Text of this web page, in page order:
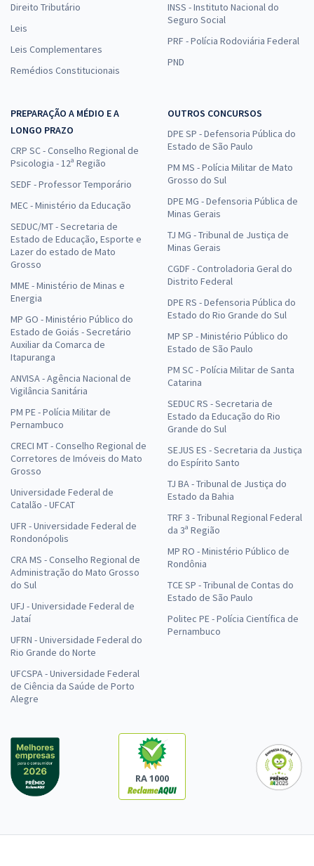
Direito Tributário
Leis
Leis Complementares
Remédios Constitucionais
INSS - Instituto Nacional do
Seguro Social
PRF - Polícia Rodoviária Federal
PND
PREPARAÇÃO A MÉDIO E A
LONGO PRAZO
CRP SC - Conselho Regional de
Psicologia - 12ª Região
SEDF - Professor Temporário
MEC - Ministério da Educação
SEDUC/MT - Secretaria de
Estado de Educação, Esporte e
Lazer do estado de Mato
Grosso
MME - Ministério de Minas e
Energia
MP GO - Ministério Público do
Estado de Goiás - Secretário
Auxiliar da Comarca de
Itapuranga
ANVISA - Agência Nacional de
Vigilância Sanitária
PM PE - Polícia Militar de
Pernambuco
CRECI MT - Conselho Regional de
Corretores de Imóveis do Mato
Grosso
Universidade Federal de
Catalão - UFCAT
UFR - Universidade Federal de
Rondonópolis
CRA MS - Conselho Regional de
Administração do Mato Grosso
do Sul
UFJ - Universidade Federal de
Jataí
UFRN - Universidade Federal do
Rio Grande do Norte
UFCSPA - Universidade Federal
de Ciência da Saúde de Porto
Alegre
OUTROS CONCURSOS
DPE SP - Defensoria Pública do
Estado de São Paulo
PM MS - Polícia Militar de Mato
Grosso do Sul
DPE MG - Defensoria Pública de
Minas Gerais
TJ MG - Tribunal de Justiça de
Minas Gerais
CGDF - Controladoria Geral do
Distrito Federal
DPE RS - Defensoria Pública do
Estado do Rio Grande do Sul
MP SP - Ministério Público do
Estado de São Paulo
PM SC - Polícia Militar de Santa
Catarina
SEDUC RS - Secretaria de
Estado da Educação do Rio
Grande do Sul
SEJUS ES - Secretaria da Justiça
do Espírito Santo
TJ BA - Tribunal de Justiça do
Estado da Bahia
TRF 3 - Tribunal Regional Federal
da 3ª Região
MP RO - Ministério Público de
Rondônia
TCE SP - Tribunal de Contas do
Estado de São Paulo
Politec PE - Polícia Científica de
Pernambuco
RA 1000